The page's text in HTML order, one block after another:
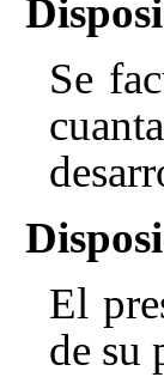
Se
El
de su